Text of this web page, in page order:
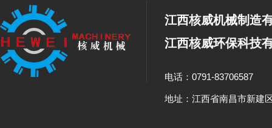
江西核威机械制造
江西核威环保科技
电话：0791-83706587
地址：江西省南昌市新建